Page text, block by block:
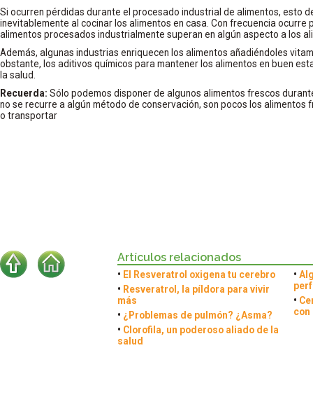
Si ocurren pérdidas durante el procesado industrial de alimentos, esto
inevitablemente al cocinar los alimentos en casa. Con frecuencia ocurre
alimentos procesados industrialmente superan en algún aspecto a los
Además, algunas industrias enriquecen los alimentos añadiéndoles
obstante, los aditivos químicos para mantener los alimentos en buen
la salud.
Recuerda: Sólo podemos disponer de algunos alimentos frescos
no se recurre a algún método de conservación, son pocos los alimentos
o transportar
Artículos relacionados
• El Resveratrol oxigena tu cerebro
• Resveratrol, la píldora para vivir
más
• ¿Problemas de pulmón? ¿Asma?
• Clorofila, un poderoso aliado de la
salud
•
•
con